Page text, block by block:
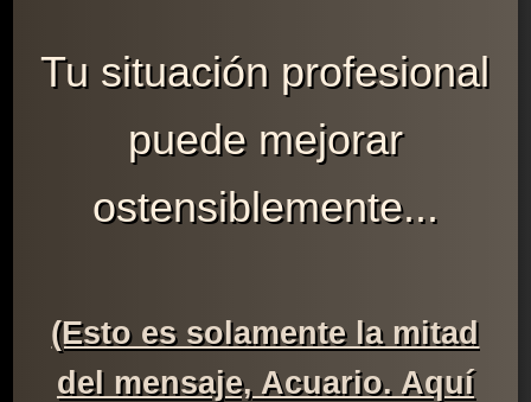
Tu situación profesional
puede mejorar
ostensiblemente...
(Esto es solamente la mitad
del mensaje, Acuario. Aquí